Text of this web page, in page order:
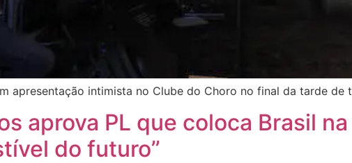
apresentação intimista no Clube do Choro no final da tarde de
aprova PL que coloca Brasil
do futuro’’